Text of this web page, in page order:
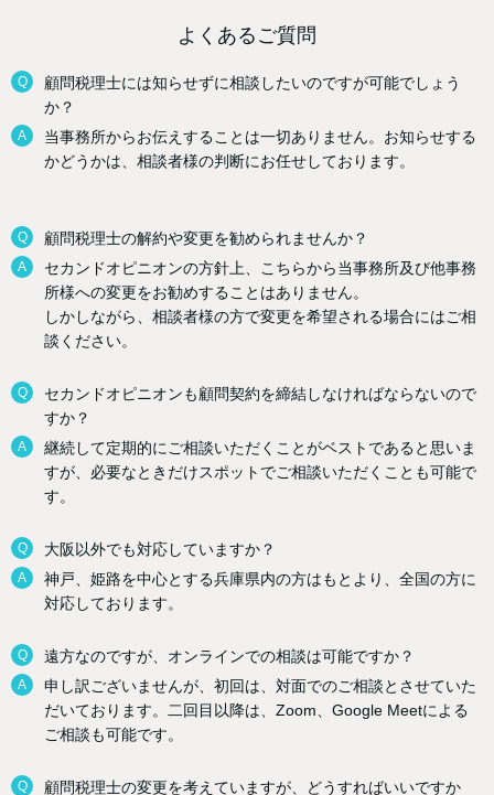
よくあるご質問
Q
顧問税理士には知らせずに相談したいのですが可能でしょう
か？
A
当事務所からお伝えすることは一切ありません。お知らせする
かどうかは、相談者様の判断にお任せしております。
Q 顧問税理士の解約や変更を勧められませんか？
A
セカンドオピニオンの方針上、こちらから当事務所及び他事務
所様への変更をお勧めすることはありません。
しかしながら、相談者様の方で変更を希望される場合にはご相
談ください。
Q
セカンドオピニオンも顧問契約を締結しなければならないので
すか？
A
継続して定期的にご相談いただくことがベストであると思いま
すが、必要なときだけスポットでご相談いただくことも可能で
す。
Q 大阪以外でも対応していますか？
A
神戸、姫路を中心とする兵庫県内の方はもとより、全国の方に
対応しております。
Q 遠方なのですが、オンラインでの相談は可能ですか？
A
申し訳ございませんが、初回は、対面でのご相談とさせていた
だいております。二回目以降は、Zoom、Google Meetによる
ご相談も可能です。
Q 顧問税理士の変更を考えていますが、どうすればいいですか